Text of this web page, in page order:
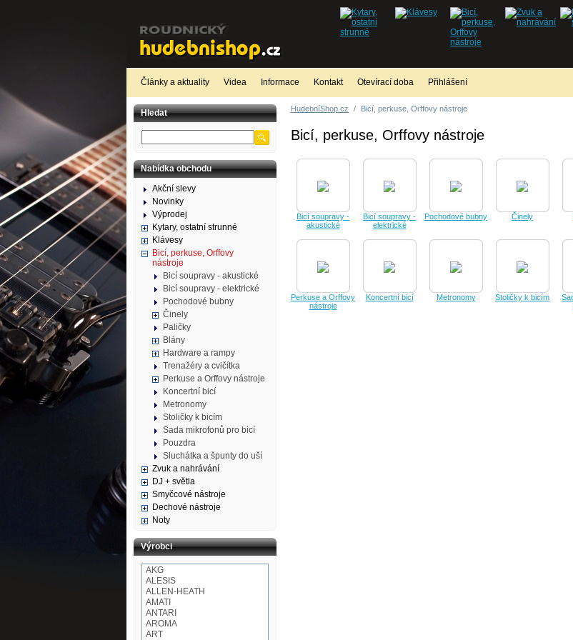
Články a aktuality Videa Informace Kontakt Otevírací doba Přihlášení
HudebníShop.cz / Bicí, perkuse, Orffovy nástroje
Bicí, perkuse, Orffovy nástroje
Bicí soupravy -
akustické
Bicí soupravy -
elektrické
Pochodové bubny Činely
Perkuse a Orffovy
nástroje
Koncertní bicí Metronomy Stoličky k bicím
Hledat
Nabídka obchodu
Akční slevy
Novinky
Výprodej
Kytary, ostatní strunné
Klávesy
Bicí, perkuse, Orffovy
nástroje
Bicí soupravy - akustické
Bicí soupravy - elektrické
Pochodové bubny
Činely
Paličky
Blány
Hardware a rampy
Trenažéry a cvičítka
Perkuse a Orffovy nástroje
Koncertní bicí
Metronomy
Stoličky k bicím
Sada mikrofonů pro bicí
Pouzdra
Sluchátka a špunty do uší
Zvuk a nahrávání
DJ + světla
Smyčcové nástroje
Dechové nástroje
Noty
Výrobci
AKG
ALESIS
ALLEN-HEATH
AMATI
ANTARI
AROMA
ART